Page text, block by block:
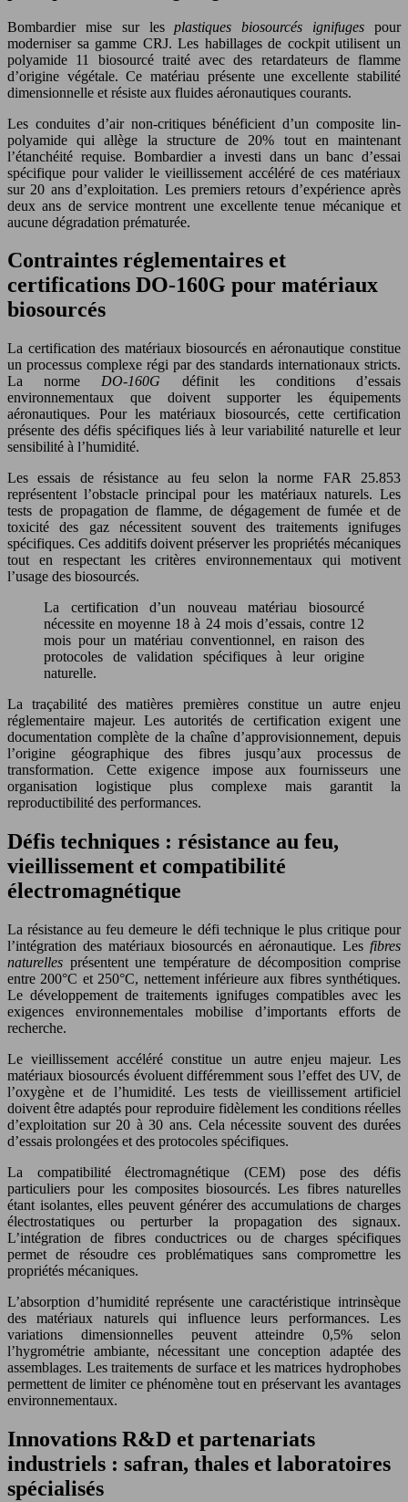
Bombardier mise sur lesplastiques biosourcés ignifugespour
moderniser sa gamme CRJ. Les habillages de cockpit utilisent un
polyamide 11 biosourcé traité avec des retardateurs de flamme
d’origine végétale. Ce matériau présente une excellente stabilité
dimensionnelle et résiste aux fluides aéronautiques courants.
Les conduites d’air non-critiques bénéficient d’un composite lin-
polyamide qui allège la structure de 20% tout en maintenant
l’étanchéité requise. Bombardier a investi dans un banc d’essai
spécifique pour valider le vieillissement accéléré de ces matériaux
sur 20 ans d’exploitation. Les premiers retours d’expérience après
deux ans de service montrent une excellente tenue mécanique et
aucune dégradation prématurée.
Contraintes réglementaires et
certifications DO-160G pour matériaux
biosourcés
La certification des matériaux biosourcés en aéronautique constitue
un processus complexe régi par des standards internationaux stricts.
La norme DO-160G définit les conditions d’essais
environnementaux que doivent supporter les équipements
aéronautiques. Pour les matériaux biosourcés, cette certification
présente des défis spécifiques liés à leur variabilité naturelle et leur
sensibilité à l’humidité.
Les essais de résistance au feu selon la norme FAR 25.853
représentent l’obstacle principal pour les matériaux naturels. Les
tests de propagation de flamme, de dégagement de fumée et de
toxicité des gaz nécessitent souvent des traitements ignifuges
spécifiques. Ces additifs doivent préserver les propriétés mécaniques
tout en respectant les critères environnementaux qui motivent
l’usage des biosourcés.
La certification d’un nouveau matériau biosourcé
nécessite en moyenne 18 à 24 mois d’essais, contre 12
mois pour un matériau conventionnel, en raison des
protocoles de validation spécifiques à leur origine
naturelle.
La traçabilité des matières premières constitue un autre enjeu
réglementaire majeur. Les autorités de certification exigent une
documentation complète de la chaîne d’approvisionnement, depuis
l’origine géographique des fibres jusqu’aux processus de
transformation. Cette exigence impose aux fournisseurs une
organisation logistique plus complexe mais garantit la
reproductibilité des performances.
Défis techniques : résistance au feu,
vieillissement et compatibilité
électromagnétique
La résistance au feu demeure le défi technique le plus critique pour
l’intégration des matériaux biosourcés en aéronautique. Les fibres
naturelles présentent une température de décomposition comprise
entre 200°C et 250°C, nettement inférieure aux fibres synthétiques.
Le développement de traitements ignifuges compatibles avec les
exigences environnementales mobilise d’importants efforts de
recherche.
Le vieillissement accéléré constitue un autre enjeu majeur. Les
matériaux biosourcés évoluent différemment sous l’effet des UV, de
l’oxygène et de l’humidité. Les tests de vieillissement artificiel
doivent être adaptés pour reproduire fidèlement les conditions réelles
d’exploitation sur 20 à 30 ans. Cela nécessite souvent des durées
d’essais prolongées et des protocoles spécifiques.
La compatibilité électromagnétique (CEM) pose des défis
particuliers pour les composites biosourcés. Les fibres naturelles
étant isolantes, elles peuvent générer des accumulations de charges
électrostatiques ou perturber la propagation des signaux.
L’intégration de fibres conductrices ou de charges spécifiques
permet de résoudre ces problématiques sans compromettre les
propriétés mécaniques.
L’absorption d’humidité représente une caractéristique intrinsèque
des matériaux naturels qui influence leurs performances. Les
variations dimensionnelles peuvent atteindre 0,5% selon
l’hygrométrie ambiante, nécessitant une conception adaptée des
assemblages. Les traitements de surface et les matrices hydrophobes
permettent de limiter ce phénomène tout en préservant les avantages
environnementaux.
Innovations R&D et partenariats
industriels : safran, thales et laboratoires
spécialisés